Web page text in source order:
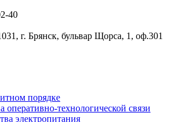
40
г. Брянск, бульвар Щорса, 1, оф.301
порядке
оперативно-технологической связи
электропитания